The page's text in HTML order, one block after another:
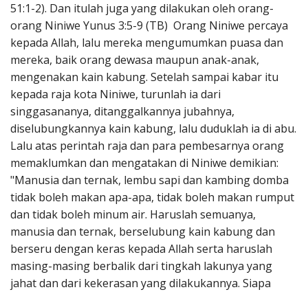
51:1-2). Dan itulah juga yang dilakukan oleh orang-
orang Niniwe Yunus 3:5-9 (TB) Orang Niniwe percaya
kepada Allah, lalu mereka mengumumkan puasa dan
mereka, baik orang dewasa maupun anak-anak,
mengenakan kain kabung. Setelah sampai kabar itu
kepada raja kota Niniwe, turunlah ia dari
singgasananya, ditanggalkannya jubahnya,
diselubungkannya kain kabung, lalu duduklah ia di abu.
Lalu atas perintah raja dan para pembesarnya orang
memaklumkan dan mengatakan di Niniwe demikian:
"Manusia dan ternak, lembu sapi dan kambing domba
tidak boleh makan apa-apa, tidak boleh makan rumput
dan tidak boleh minum air. Haruslah semuanya,
manusia dan ternak, berselubung kain kabung dan
berseru dengan keras kepada Allah serta haruslah
masing-masing berbalik dari tingkah lakunya yang
jahat dan dari kekerasan yang dilakukannya. Siapa